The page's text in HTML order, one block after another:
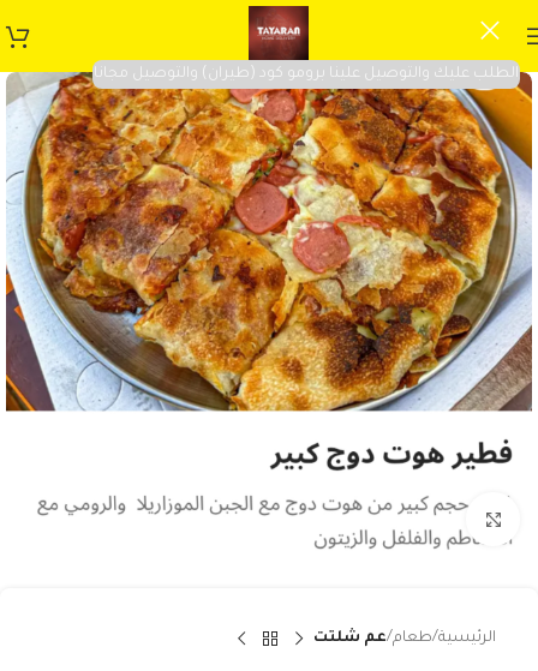
الطلب عليك والتوصيل علينا برومو كود (طيران) والتوصيل مجانا
Click to enlarge
الرئيسية طعام عم شلتت